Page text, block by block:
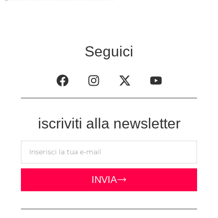
Seguici
iscriviti alla newsletter
INVIA